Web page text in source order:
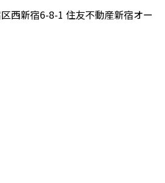
西新宿6-8-1 住友不動産新宿オー